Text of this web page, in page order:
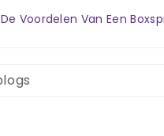
De Voordelen Van Een